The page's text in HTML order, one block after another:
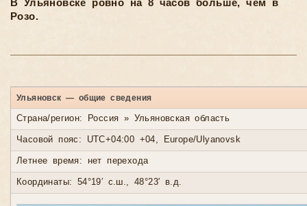
В Ульяновске ровно на 8 часов больше, чем в
Розо.
Ульяновск — общие сведения
Страна/регион: Россия » Ульяновская область
Часовой пояс: UTC+04:00 +04, Europe/Ulyanovsk
Летнее время: нет перехода
Координаты: 54°19′ с.ш., 48°23′ в.д.